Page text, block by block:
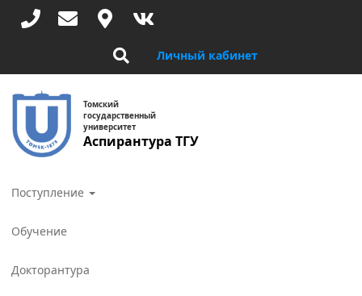
Перейти
Личный кабинет
Томский
государственный
университет
Аспирантура ТГУ
Поступление
Обучение
Докторантура